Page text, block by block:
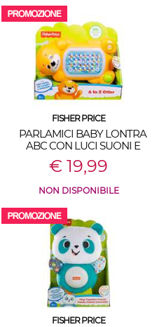
FISHER PRICE
PARLAMICI BABY LONTRA
ABC CON LUCI SUONI E
MUSICA
€ 19,99
NON DISPONIBILE
FISHER PRICE